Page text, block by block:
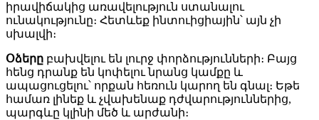
իրավիճակից առավելություն ստանալու
ունակությունը։ Հետևեք ինտուիցիային՝ այն չի
սխալվի։
Օձերը բախվելու են լուրջ փորձությունների։ Բայց
հենց դրանք են կոփելու նրանց կամքը և
ապացուցելու՝ որքան հեռուն կարող են գնալ։ Եթե
համառ լինեք և չվախենաք դժվարություններից,
պարգևը կլինի մեծ և արժանի։